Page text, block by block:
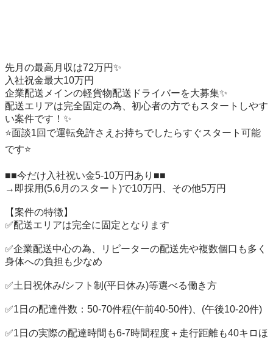
先月の最高月収は72万円✨
入社祝金最大10万円
企業配送メインの軽貨物配送ドライバーを大募集✨
配送エリアは完全固定の為、初心者の方でもスタートしやす
い案件です！✨
⭐️面談1回で運転免許さえお持ちでしたらすぐスタート可能
です⭐️
■■今だけ入社祝い金5-10万円あり■■
→即採用(5,6月のスタート)で10万円、その他5万円
【案件の特徴】
✅配送エリアは完全に固定となります
✅企業配送中心の為、リピーターの配送先や複数個口も多く
身体への負担も少なめ
✅土日祝休み/シフト制(平日休み)等選べる働き方
✅1日の配達件数：50-70件程(午前40-50件)、(午後10-20件)
✅1日の実際の配達時間も6-7時間程度＋走行距離も40キロほ